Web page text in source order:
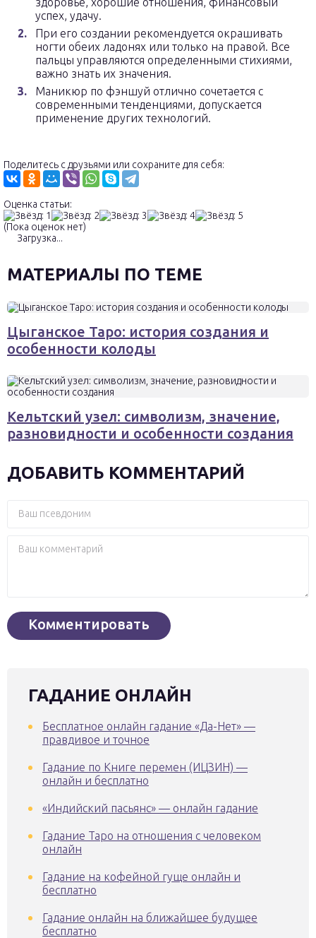
успех, удачу.
При его создании рекомендуется окрашивать
ногти обеих ладонях или только на правой. Все
пальцы управляются определенными стихиями,
важно знать их значения.
Маникюр по фэншуй отлично сочетается с
современными тенденциями, допускается
применение других технологий.
Поделитесь с друзьями или сохраните для себя:
Оценка статьи:
(Пока оценок нет)
Загрузка...
МАТЕРИАЛЫ ПО ТЕМЕ
Цыганское Таро: история создания и
особенности колоды
Кельтский узел: символизм, значение,
разновидности и особенности создания
ДОБАВИТЬ КОММЕНТАРИЙ
ГАДАНИЕ ОНЛАЙН
Бесплатное онлайн гадание «Да-Нет» —
правдивое и точное
Гадание по Книге перемен (ИЦЗИН) —
онлайн и бесплатно
«Индийский пасьянс» — онлайн гадание
Гадание Таро на отношения с человеком
онлайн
Гадание на кофейной гуще онлайн и
бесплатно
Гадание онлайн на ближайшее будущее
бесплатно